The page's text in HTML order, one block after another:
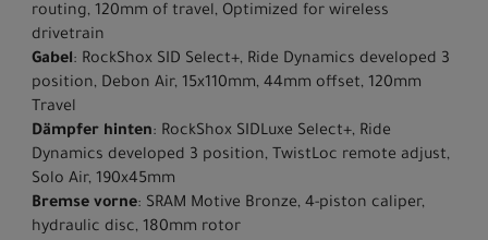
routing, 120mm of travel, Optimized for wireless
drivetrain
Gabel: RockShox SID Select+, Ride Dynamics developed 3
position, Debon Air, 15x110mm, 44mm offset, 120mm
Travel
Dämpfer hinten: RockShox SIDLuxe Select+, Ride
Dynamics developed 3 position, TwistLoc remote adjust,
Solo Air, 190x45mm
Bremse vorne: SRAM Motive Bronze, 4-piston caliper,
hydraulic disc, 180mm rotor